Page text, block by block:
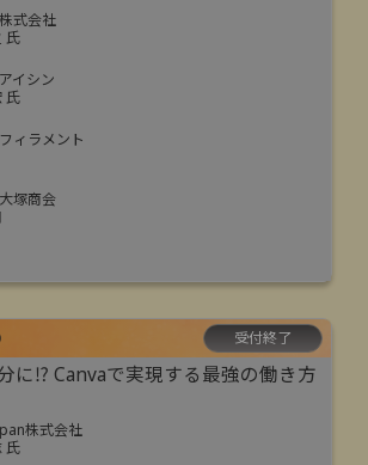
式会社
氏
イシン
氏
ィラメント
塚商会
受付終了
に⁉ Canvaで実現する最強の働き方
株式会社
氏